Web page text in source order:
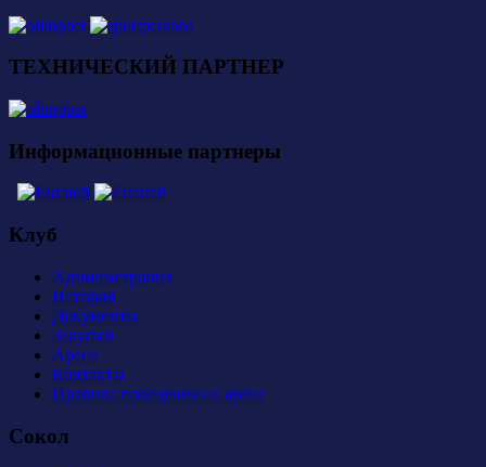
ТЕХНИЧЕСКИЙ ПАРТНЕР
Информационные партнеры
Клуб
Администрация
История
Документы
Закупки
Арена
Контакты
Правила поведения на арене
Сокол